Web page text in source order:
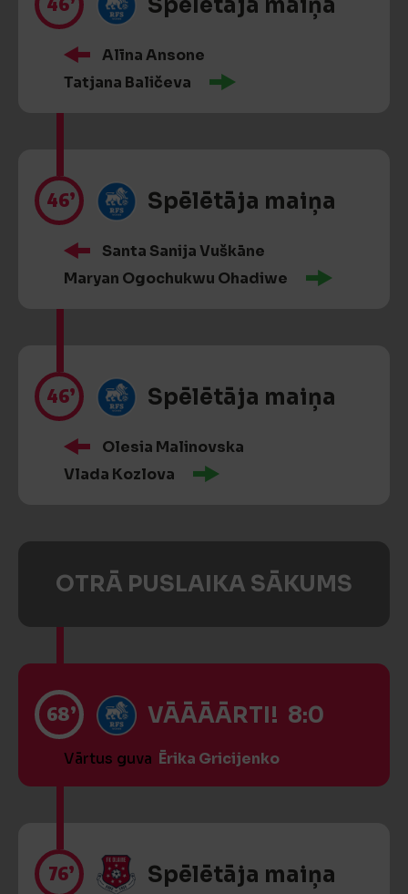
Spēlētāja maiņa
Alīna Ansone
Tatjana Baličeva
46’ Spēlētāja maiņa
Santa Sanija Vuškāne
Maryan Ogochukwu Ohadiwe
46’ Spēlētāja maiņa
Olesia Malinovska
Vlada Kozlova
OTRĀ PUSLAIKA SĀKUMS
68’ VĀĀĀĀRTI! 8:0
Vārtus guva Ērika Gricijenko
76’ Spēlētāja maiņa